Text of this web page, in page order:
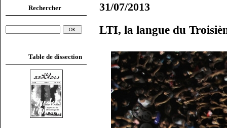
Rechercher
Table de dissection
31/07/2013
LTI, la langue du